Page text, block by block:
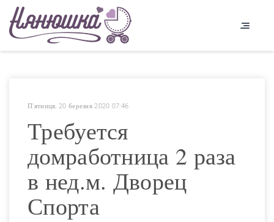
П'ятниця, 20 березня 2020 07:46
Требуется
домработница 2 раза
в нед.м. Дворец
Спорта